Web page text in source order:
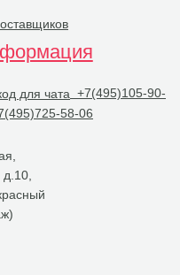
+7(495)105-90-
58-06